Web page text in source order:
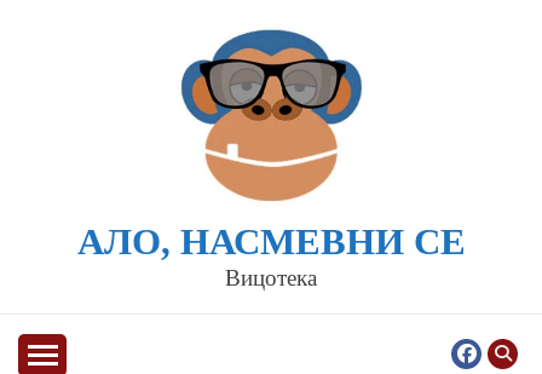
АЛО, НАСМЕВНИ СЕ
Вицотека